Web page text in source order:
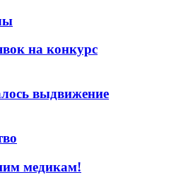
на конкурс
выдвижение
медикам!